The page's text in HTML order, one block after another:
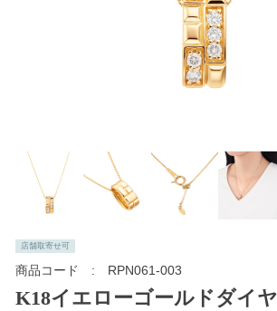
店舗取寄せ可
商品コード RPN061-003
K18イエローゴールドダイ